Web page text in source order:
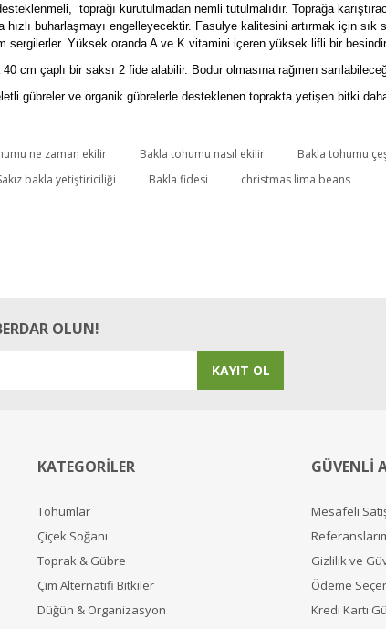
toprağı kurutulmadan nemli tutulmalıdır. Toprağa
hızlı buharlaşmayı engelleyecektir. Fasulye kalitesini artırmak için
sergilerler. Yüksek oranda A ve K vitamini içeren yüksek lifli bir
cm çaplı bir saksı 2 fide alabilir. Bodur olmasına rağmen
gübreler ve organik gübrelerle desteklenen toprakta yetişen bitki
ne zaman ekilir Bakla tohumu nasıl ekilir Bakla tohumu
bakla yetiştiriciliği Bakla fidesi christmas lima beans
OLUN!
KAYIT OL
KATEGORİLER
Tohumlar
Çiçek Soğanı
Toprak & Gübre
Çim Alternatifi Bitkiler
Düğün & Organizasyon
GÜVENLİ
Mesafeli
Gizlilik ve
Ödeme
Kredi Kartı